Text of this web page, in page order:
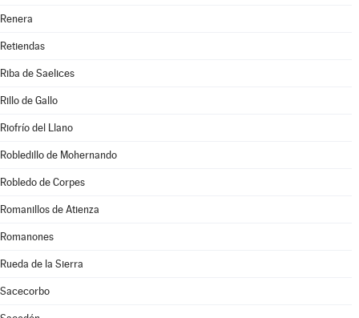
Renera
Retiendas
Riba de Saelices
Rillo de Gallo
Riofrío del Llano
Robledillo de Mohernando
Robledo de Corpes
Romanillos de Atienza
Romanones
Rueda de la Sierra
Sacecorbo